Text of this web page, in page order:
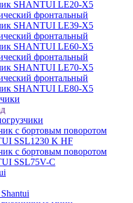
SHANTUI LE20-X5
фронтальный
SHANTUI LE39-X5
фронтальный
SHANTUI LE60-X5
фронтальный
SHANTUI LE70-X5
фронтальный
SHANTUI LE80-X5
с бортовым поворотом
SSL1230 K HF
с бортовым поворотом
SSL75V-C